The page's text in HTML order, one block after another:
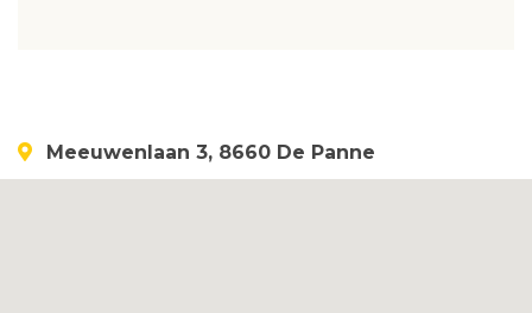
Meeuwenlaan 3, 8660 De Panne